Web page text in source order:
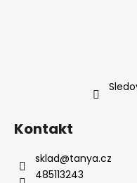
Kontakt
sklad@tanya.cz
485113243